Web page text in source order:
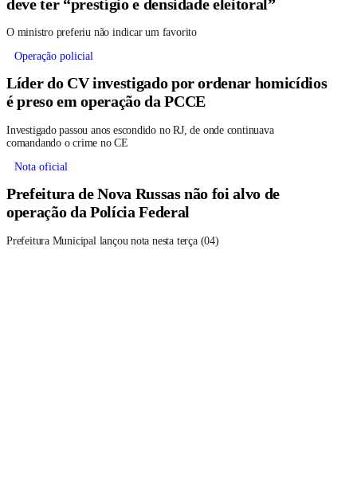
deve ter “prestígio e densidade eleitoral”
O ministro preferiu não indicar um favorito
Operação policial
Líder do CV investigado por ordenar homicídios
é preso em operação da PCCE
Investigado passou anos escondido no RJ, de onde continuava
comandando o crime no CE
Nota oficial
Prefeitura de Nova Russas não foi alvo de
operação da Polícia Federal
Prefeitura Municipal lançou nota nesta terça (04)